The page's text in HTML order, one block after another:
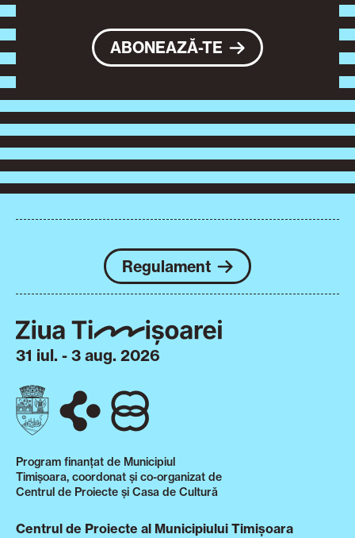
ABONEAZĂ-TE
Regulament
31 iul. - 3 aug. 2026
Program finanțat de Municipiul
Timișoara, coordonat și co-organizat de
Centrul de Proiecte și Casa de Cultură
Centrul de Proiecte al Municipiului Timișoara